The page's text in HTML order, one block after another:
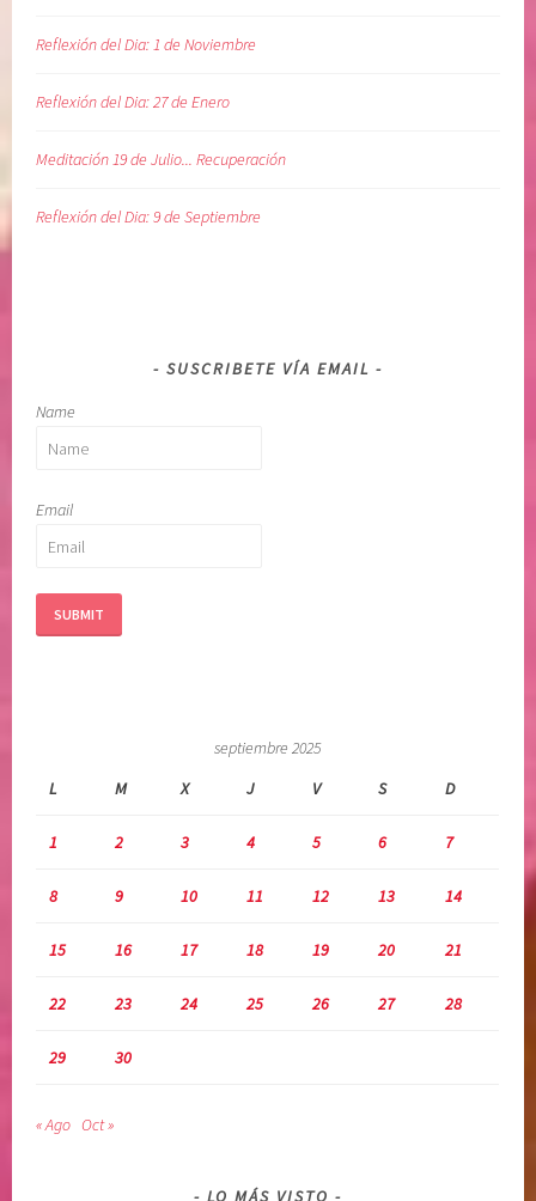
i
i
a
Reflexión del Dia: 1 de Noviembre
Reflexión del Dia: 27 de Enero
Meditación 19 de Julio... Recuperación
Reflexión del Dia: 9 de Septiembre
SUSCRIBETE VÍA EMAIL
Name
Email
septiembre 2025
L
M X J V S D
1 2 3 4 5 6 7
8 9 10 11 12 13 14
15 16 17 18 19 20 21
22 23 24 25 26 27 28
29 30
« Ago Oct »
LO MÁS VISTO